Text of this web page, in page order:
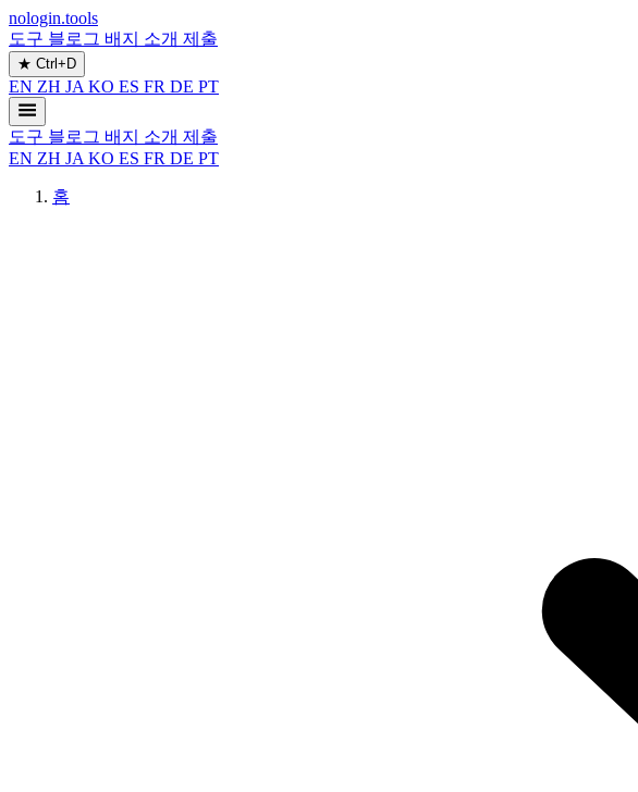
nologin.tools
도구 블로그 배지 소개 제출
★ Ctrl+D
EN ZH JA KO ES FR DE PT
도구 블로그 배지 소개 제출
EN ZH JA KO ES FR DE PT
홈